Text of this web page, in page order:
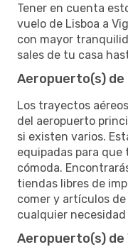
Tener en cuenta
vuelo de Lisboa a
con mayor
sales de tu casa
Aeropuerto(s) de
Los trayectos
del aeropuerto
si existen varios.
equipadas para que
cómoda.
tiendas libres de
comer y artículos
cualquier
Aeropuerto(s) de